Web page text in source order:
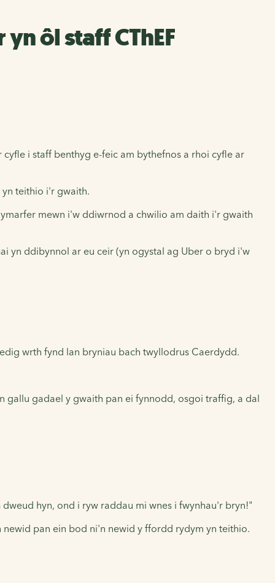
ôl staff CThEF
i staff benthyg e-feic am bythefnos a rhoi cyfle ar
yn teithio i'r gwaith.
mewn i'w ddiwrnod a chwilio am daith i'r gwaith
yn ddibynnol ar eu ceir (yn ogystal ag Uber o bryd i'w
wrth fynd lan bryniau bach twyllodrus Caerdydd.
gallu gadael y gwaith pan ei fynnodd, osgoi traffig, a dal
hyn, ond i ryw raddau mi wnes i fwynhau'r bryn!"
pan ein bod ni'n newid y ffordd rydym yn teithio.